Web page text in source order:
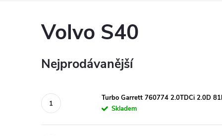
Volvo S40
Nejprodávanější
Turbo Garrett 760774 2.0TDCi 2.0D
Skladem